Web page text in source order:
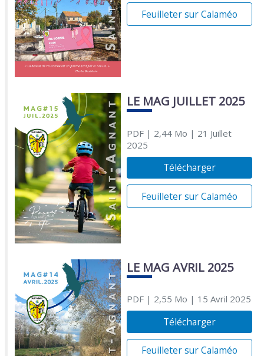
Feuilleter sur Calaméo
LE MAG JUILLET 2025
PDF| 2,44 Mo | 21 Juillet
2025
Télécharger
Feuilleter sur Calaméo
LE MAG AVRIL 2025
PDF| 2,55 Mo | 15 Avril 2025
Télécharger
Feuilleter sur Calaméo